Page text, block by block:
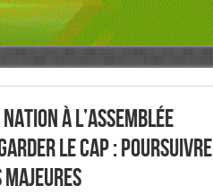
à l’Assemblée
le cap : Poursuivre